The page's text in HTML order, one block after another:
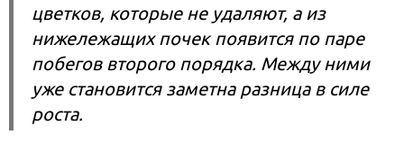
цветков, которые не удаляют, а из
нижележащих почек появится по паре
побегов второго порядка. Между ними
уже становится заметна разница в силе
роста.